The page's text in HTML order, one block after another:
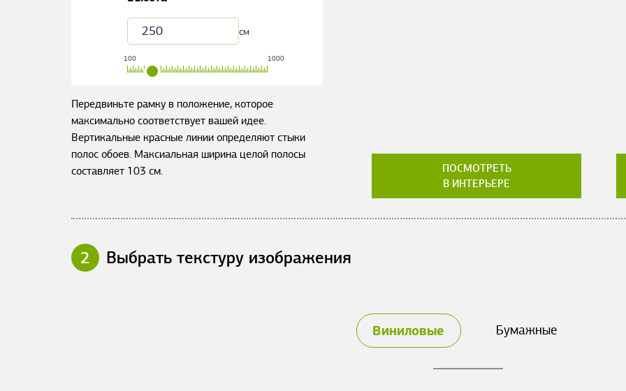
см
100 1000
Передвиньте рамку в положение, которое
максимально соответствует вашей идее.
Вертикальные красные линии определяют стыки
полос обоев. Максиальная ширина целой полосы
составляет 103 см.
ПОСМОТРЕТЬ
В ИНТЕРЬЕРЕ
2 Выбрать текстуру изображения
Виниловые Бумажные